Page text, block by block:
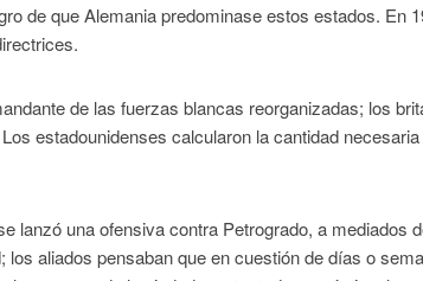
de que Alemania predominase estos estados. En
de las fuerzas blancas reorganizadas; los
estadounidenses calcularon la cantidad
lanzó una ofensiva contra Petrogrado, a mediados
los aliados pensaban que en cuestión de días o